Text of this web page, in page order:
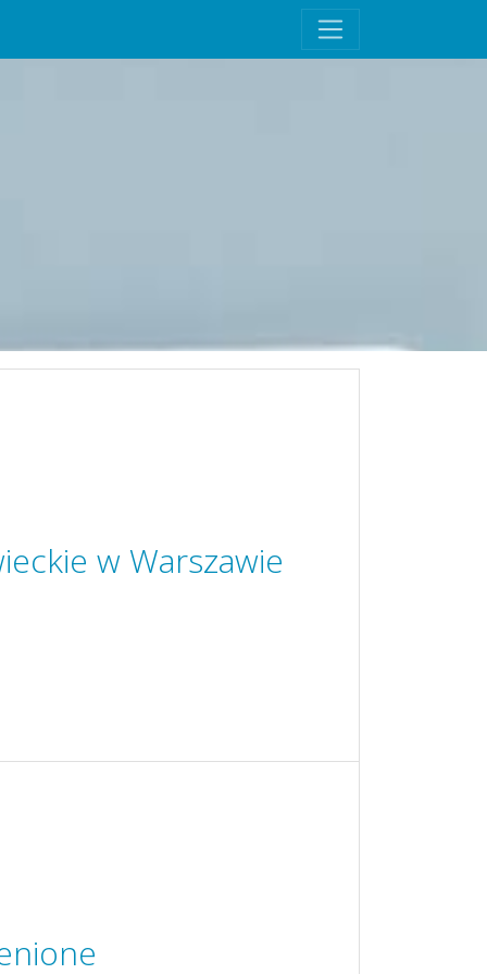
w Warszawie